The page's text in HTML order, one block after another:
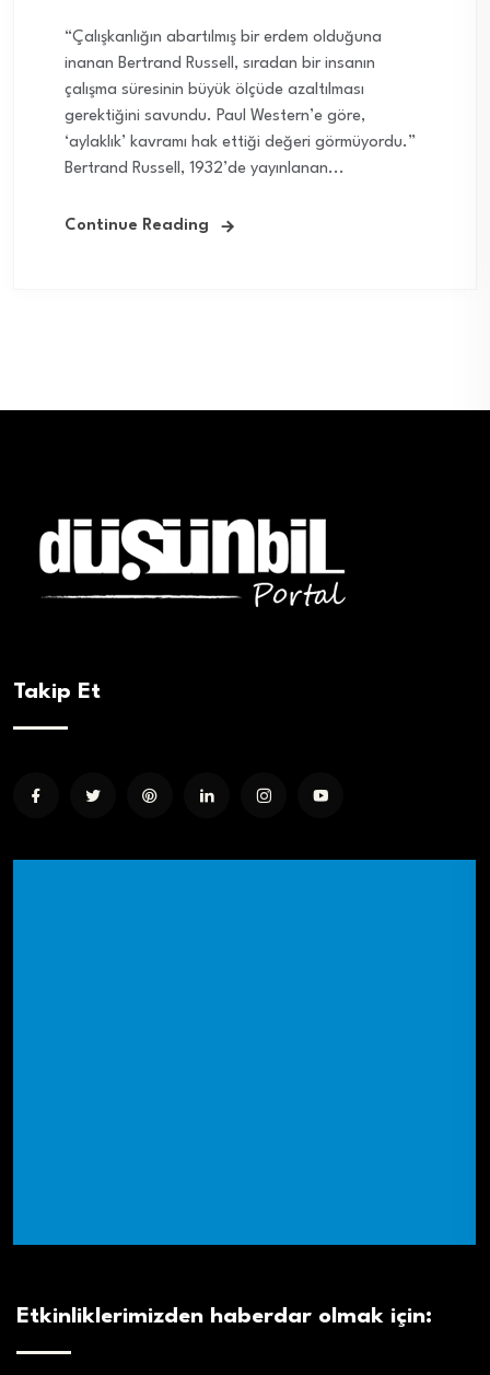
“Çalışkanlığın abartılmış bir erdem olduğuna
inanan Bertrand Russell, sıradan bir insanın
çalışma süresinin büyük ölçüde azaltılması
gerektiğini savundu. Paul Western’e göre,
‘aylaklık’ kavramı hak ettiği değeri görmüyordu.”
Bertrand Russell, 1932’de yayınlanan...
Continue Reading
Takip Et
Etkinliklerimizden haberdar olmak için: